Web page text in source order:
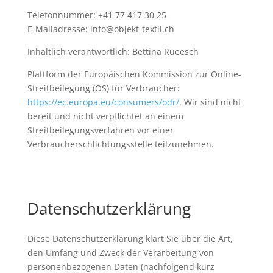
Telefonnummer: +41 77 417 30 25
E-Mailadresse: info@objekt-textil.ch
Inhaltlich verantwortlich: Bettina Rueesch
Plattform der Europäischen Kommission zur Online-
Streitbeilegung (OS) für Verbraucher:
https://ec.europa.eu/consumers/odr/. Wir sind nicht
bereit und nicht verpflichtet an einem
Streitbeilegungsverfahren vor einer
Verbraucherschlichtungsstelle teilzunehmen.
Datenschutzerklärung
Diese Datenschutzerklärung klärt Sie über die Art,
den Umfang und Zweck der Verarbeitung von
personenbezogenen Daten (nachfolgend kurz